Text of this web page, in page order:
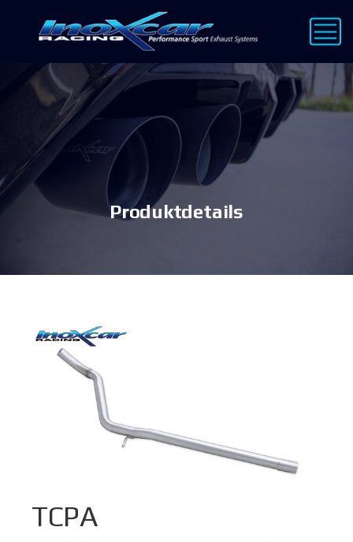
Produktdetails
TCPA